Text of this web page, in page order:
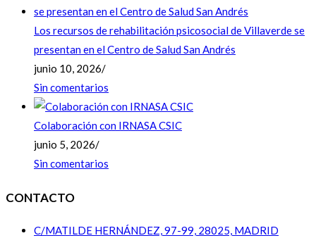
Los recursos de rehabilitación psicosocial de Villaverde se
presentan en el Centro de Salud San Andrés
junio 10, 2026/
Sin comentarios
Colaboración con IRNASA CSIC
junio 5, 2026/
Sin comentarios
CONTACTO
C/MATILDE HERNÁNDEZ, 97-99, 28025, MADRID